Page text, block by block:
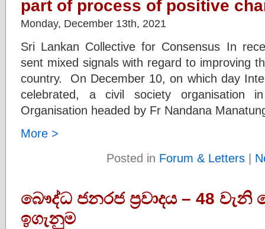
part of process of positive
Monday, December 13th, 2021
Sri Lankan Collective for Consensus In
sent mixed signals with regard to improving
country. On December 10, on which day
celebrated, a civil society organisation
Organisation headed by Fr Nandana
More >
Posted in Forum & Letters|
බෞද්ධ ජනරජ ප්‍රවාදය – 48
ඉගැනුම